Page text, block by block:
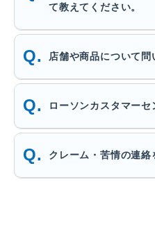
て教えてください。
店舗や商品について問
ローソンカスタマー
クレーム・苦情の連絡